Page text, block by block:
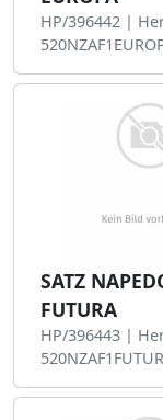
HP/396442 |
SATZ
FUTURA
HP/396443 |